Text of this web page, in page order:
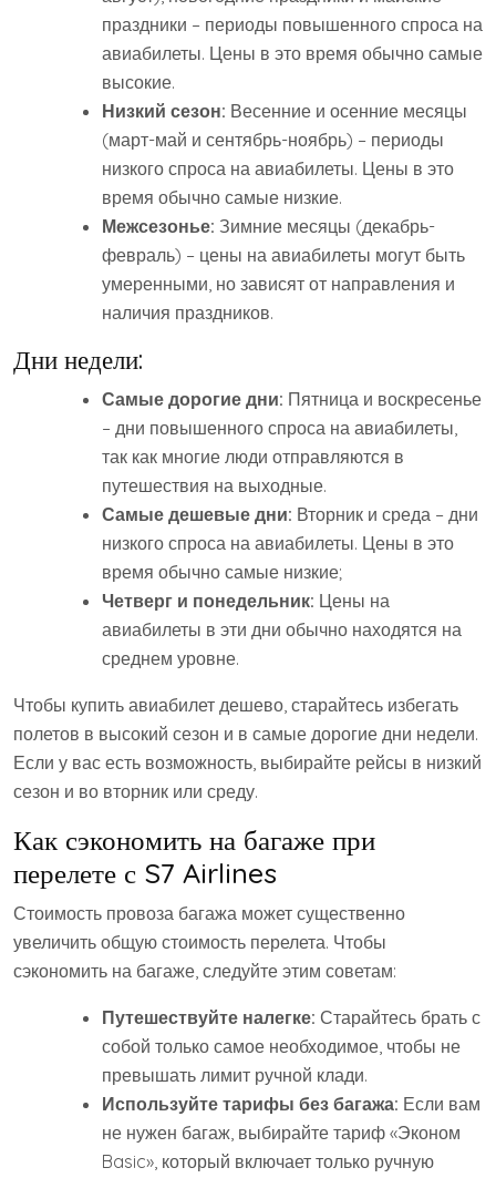
праздники – периоды повышенного спроса на
авиабилеты. Цены в это время обычно самые
высокие.
Низкий сезон: Весенние и осенние месяцы
(март-май и сентябрь-ноябрь) – периоды
низкого спроса на авиабилеты. Цены в это
время обычно самые низкие.
Межсезонье: Зимние месяцы (декабрь-
февраль) – цены на авиабилеты могут быть
умеренными, но зависят от направления и
наличия праздников.
Дни недели:
Самые дорогие дни: Пятница и воскресенье
– дни повышенного спроса на авиабилеты,
так как многие люди отправляются в
путешествия на выходные.
Самые дешевые дни: Вторник и среда – дни
низкого спроса на авиабилеты. Цены в это
время обычно самые низкие;
Четверг и понедельник: Цены на
авиабилеты в эти дни обычно находятся на
среднем уровне.
Чтобы купить авиабилет дешево, старайтесь избегать
полетов в высокий сезон и в самые дорогие дни недели.
Если у вас есть возможность, выбирайте рейсы в низкий
сезон и во вторник или среду.
Как сэкономить на багаже при
перелете с S7 Airlines
Стоимость провоза багажа может существенно
увеличить общую стоимость перелета. Чтобы
сэкономить на багаже, следуйте этим советам:
Путешествуйте налегке: Старайтесь брать с
собой только самое необходимое, чтобы не
превышать лимит ручной клади.
Используйте тарифы без багажа: Если вам
не нужен багаж, выбирайте тариф «Эконом
Basic», который включает только ручную